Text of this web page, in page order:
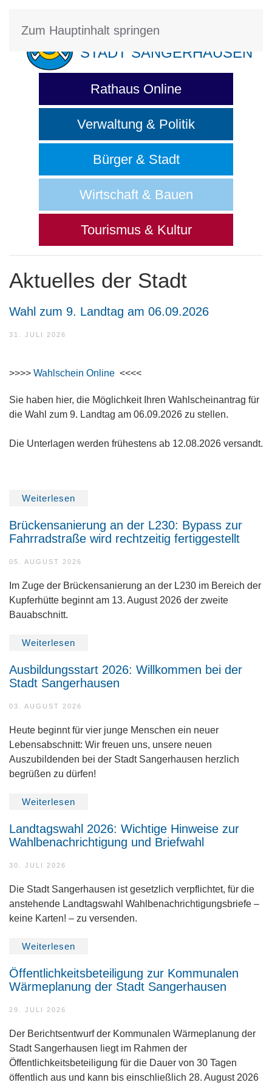
Zum Hauptinhalt springen
STADT SANGERHAUSEN
Rathaus Online
Verwaltung & Politik
Bürger & Stadt
Wirtschaft & Bauen
Tourismus & Kultur
Aktuelles der Stadt
Wahl zum 9. Landtag am 06.09.2026
31. JULI 2026
>>>> Wahlschein Online <<<<
Sie haben hier, die Möglichkeit Ihren Wahlscheinantrag für
die Wahl zum 9. Landtag am 06.09.2026 zu stellen.
Die Unterlagen werden frühestens ab 12.08.2026 versandt.
Weiterlesen
Brückensanierung an der L230: Bypass zur
Fahrradstraße wird rechtzeitig fertiggestellt
05. AUGUST 2026
Im Zuge der Brückensanierung an der L230 im Bereich der
Kupferhütte beginnt am 13. August 2026 der zweite
Bauabschnitt.
Weiterlesen
Ausbildungsstart 2026: Willkommen bei der
Stadt Sangerhausen
03. AUGUST 2026
Heute beginnt für vier junge Menschen ein neuer
Lebensabschnitt: Wir freuen uns, unsere neuen
Auszubildenden bei der Stadt Sangerhausen herzlich
begrüßen zu dürfen!
Weiterlesen
Landtagswahl 2026: Wichtige Hinweise zur
Wahlbenachrichtigung und Briefwahl
30. JULI 2026
Die Stadt Sangerhausen ist gesetzlich verpflichtet, für die
anstehende Landtagswahl Wahlbenachrichtigungsbriefe –
keine Karten! – zu versenden.
Weiterlesen
Öffentlichkeitsbeteiligung zur Kommunalen
Wärmeplanung der Stadt Sangerhausen
29. JULI 2026
Der Berichtsentwurf der Kommunalen Wärmeplanung der
Stadt Sangerhausen liegt im Rahmen der
Öffentlichkeitsbeteiligung für die Dauer von 30 Tagen
öffentlich aus und kann bis einschließlich 28. August 2026